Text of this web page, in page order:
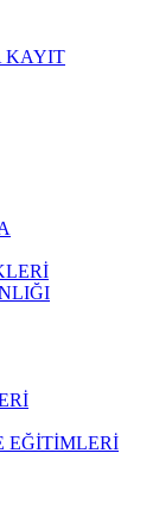
KAYIT
EĞİTİMLERİ